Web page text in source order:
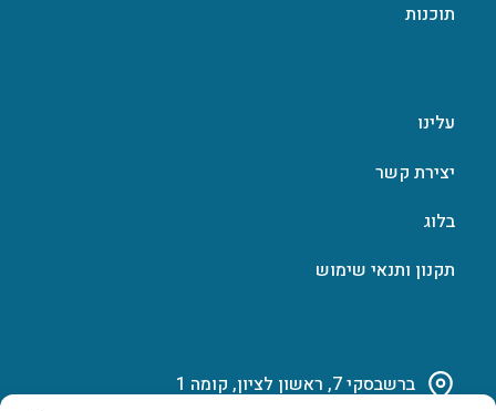
תוכנות
עלינו
יצירת קשר
בלוג
תקנון ותנאי שימוש
ברשבסקי 7, ראשון לציון, קומה 1